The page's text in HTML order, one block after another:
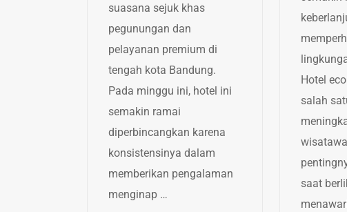
suasana sejuk khas
pegunungan dan
pelayanan premium di
tengah kota Bandung.
Pada minggu ini, hotel ini
semakin ramai
diperbincangkan karena
konsistensinya dalam
memberikan pengalaman
menginap …
Hotel
salah
saat